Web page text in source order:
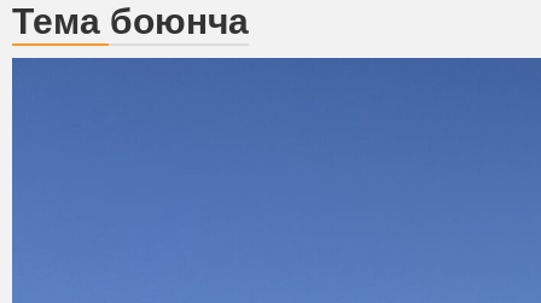
Тема боюнча